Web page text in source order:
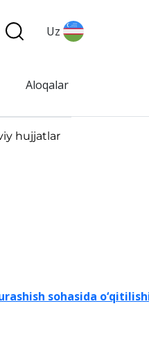
Uz
Aloqalar
hujjatlar
sohasida